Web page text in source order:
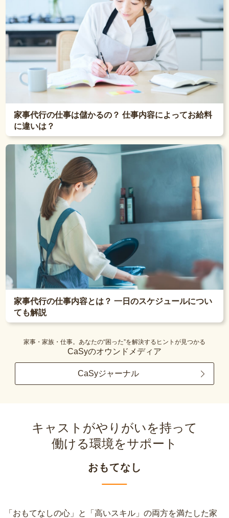
家事代行の仕事は儲かるの？ 仕事内容によってお給料
に違いは？
家事代行の仕事内容とは？ 一日のスケジュールについ
ても解説
家事・家族・仕事。あなたの“困った”を解決するヒントが見つかる
CaSyのオウンドメディア
CaSyジャーナル
キャストがやりがいを持って
働ける環境をサポート
おもてなし
「おもてなしの心」と「高いスキル」の両方を満たした家